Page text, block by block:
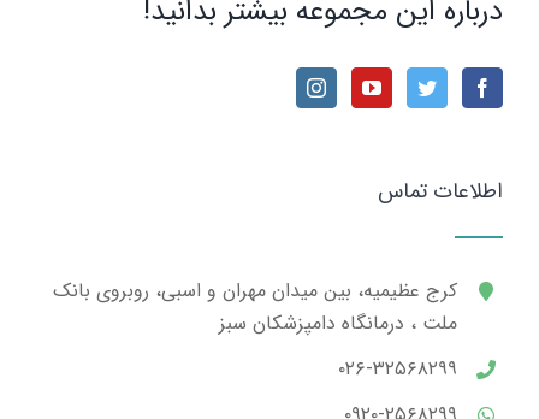
درباره این مجموعه بیشتر بدانید!
اطلاعات تماس
کرج عظیمیه، بین میدان مهران و اسبی، روبروی بانک
ملت ، درمانگاه دامپزشکان سبز
۰۲۶-۳۲۵۶۸۲۹۹